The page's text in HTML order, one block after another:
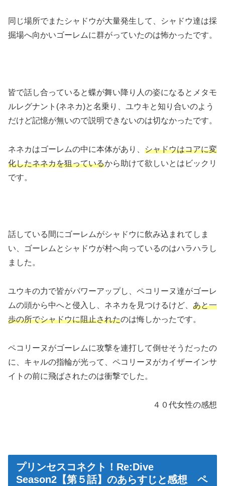
同じ場所でまたシャドウが大量発生して、シャドウ達は採
掘場へ向かいゴーレムに群がっていたのは怖かったです。
皆で話し合っていると蝶が舞い降り人の姿になるとメタモ
ルレグナント(ネネカ)と名乗り、ユウキと知り合いのよう
だけど記憶が無いので説明できないのは切なかったです。
ネネカはゴーレムの中に本体があり、 シャドウはコアに変
化したネネカを狙っているから助けて欲しいとはビックリ
です。
話している間にゴーレムがシャドウに飲み込まれてしま
い、ゴーレムとシャドウが村へ向っているのはハラハラし
ました。
ユウキの力で皆がパワーアップし、ペコリーヌ達がゴーレ
ムの頭から中へと侵入し、ネネカを見つけるけど、 あと一
歩の所でシャドウに阻止されたのは悔しかったです。
ペコリーヌがゴーレムに攻撃を連打して倒せそうだったの
に、キャルの指輪が光って、ペコリーヌがカイザーインサ
イトの前に飛ばされたのは衝撃でした。
４０代女性の感想
プリンセスコネクト！Re:Dive
Season2【第５話】のあらすじと感想 ペ